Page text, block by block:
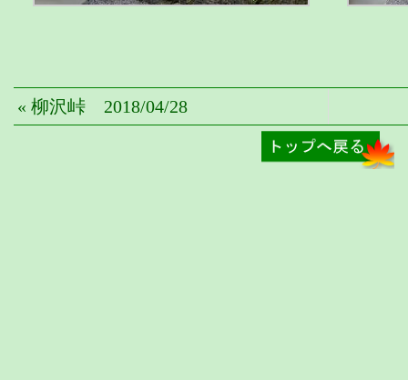
« 柳沢峠 2018/04/28